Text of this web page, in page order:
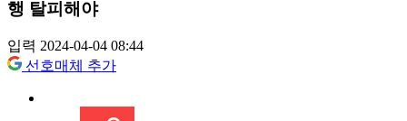
행 탈피해야
입력 2024-04-04 08:44
선호매체 추가